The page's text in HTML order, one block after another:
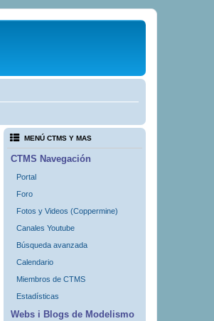
MENÚ CTMS Y MAS
CTMS Navegación
Portal
Foro
Fotos y Videos (Coppermine)
Canales Youtube
Búsqueda avanzada
Calendario
Miembros de CTMS
Estadísticas
Webs i Blogs de Modelismo